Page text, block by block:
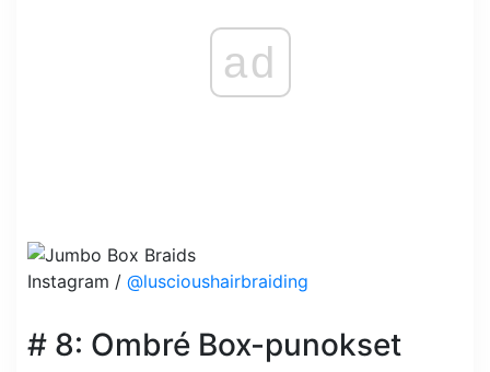
ad
Instagram / @luscioushairbraiding
# 8: Ombré Box-punokset